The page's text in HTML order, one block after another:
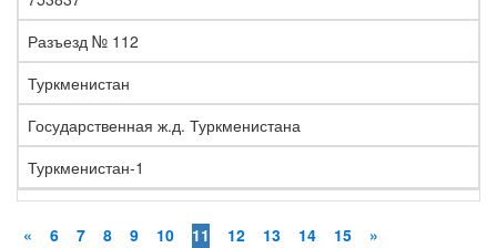
Разъезд № 112
Туркменистан
Государственная ж.д. Туркменистана
Туркменистан-1
« 6 7 8 9 10 11 12 13 14 15 »